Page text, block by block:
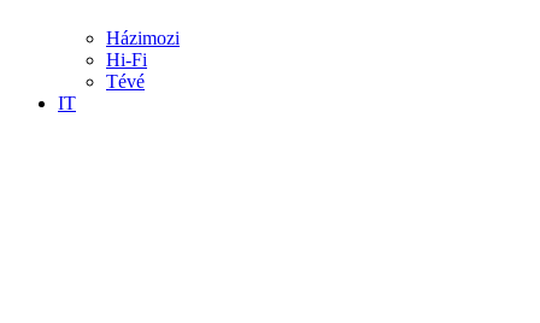
Házimozi
Hi-Fi
Tévé
IT